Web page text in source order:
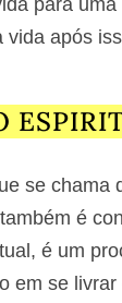
vida após
se chama
é
é um
em se